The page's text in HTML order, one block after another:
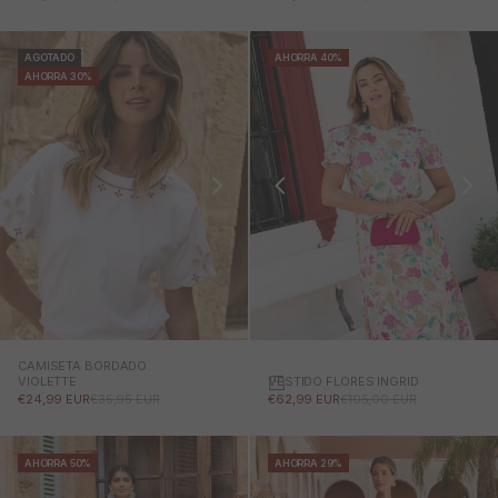
AGOTADO
AHORRA 30%
CAMISETA BORDADO
VIOLETTE
PRECIO DE OFERTA
€24,99 EURPRECIO NORMAL
€35,95 EUR
AHORRA 40%
VESTIDO FLORES INGRID
PRECIO DE OFERTA
€62,99 EURPRECIO NORMAL
€105,00 EUR
AHORRA 50% AHORRA 29%